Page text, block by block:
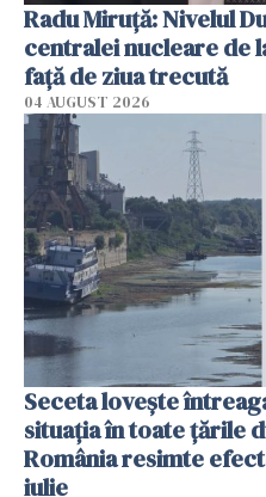
Radu Miruţă: Nivelul
centralei nucleare de
faţă de ziua trecută
04 AUGUST 2026
Seceta lovește
situația în toate țările
România resimte
iulie